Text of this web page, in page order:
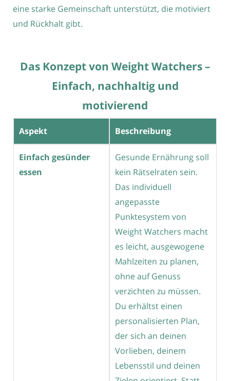
eine starke Gemeinschaft unterstützt, die motiviert
und Rückhalt gibt.
Das Konzept von Weight Watchers –
Einfach, nachhaltig und
motivierend
Aspekt Beschreibung
Einfach gesünder
essen
Gesunde Ernährung soll
kein Rätselraten sein.
Das individuell
angepasste
Punktesystem von
Weight Watchers macht
es leicht, ausgewogene
Mahlzeiten zu planen,
ohne auf Genuss
verzichten zu müssen.
Du erhältst einen
personalisierten Plan,
der sich an deinen
Vorlieben, deinem
Lebensstil und deinen